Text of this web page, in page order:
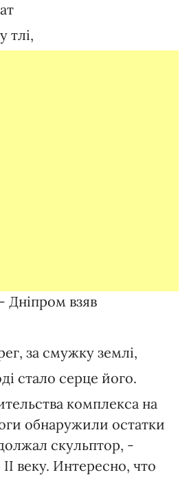
тлі,
Дніпром взяв
за смужку землі,
стало серце його.
комплекса на
обнаружили остатки
скульптор, -
веку. Интересно, что